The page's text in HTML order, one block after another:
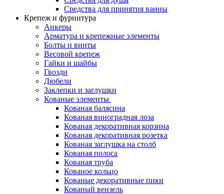
Средства для принятия ванны
Крепеж и фурнитура
Анкеры
Арматура и крепежные элементы
Болты и винты
Весовой крепеж
Гайки и шайбы
Гвозди
Дюбели
Заклепки и заглушки
Кованые элементы
Кованая балясина
Кованая виноградная лоза
Кованая декоративная корзина
Кованая декоративная розетка
Кованая заглушка на столб
Кованая полоса
Кованая труба
Кованое кольцо
Кованые декоративные пики
Кованый вензель